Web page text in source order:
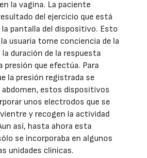
la vagina. La paciente
del ejercicio que está
la pantalla del dispositivo. Esto
usuaria tome conciencia de la
duración de la respuesta
presión que efectúa. Para
la presión registrada se
abdomen, estos dispositivos
unos electrodos que se
y recogen la actividad
así, hasta ahora esta
se incorporaba en algunos
unidades clínicas.